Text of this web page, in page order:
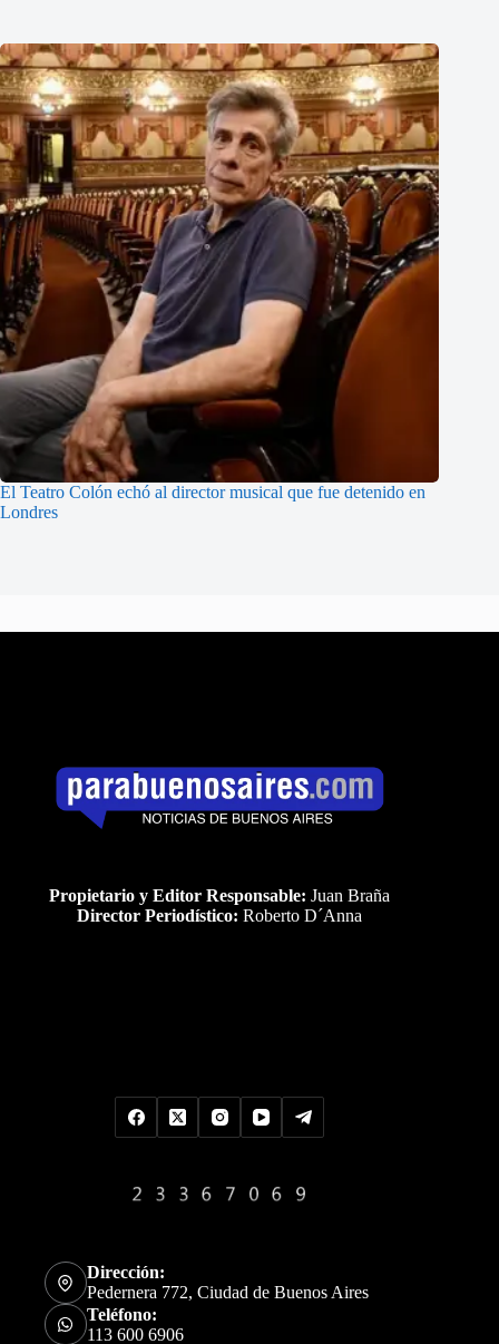
El Teatro Colón echó al director musical que fue detenido en
Londres
Propietario y Editor Responsable: Juan Braña
Director Periodístico: Roberto D´Anna
Dirección:
Pedernera 772, Ciudad de Buenos Aires
Teléfono:
113 600 6906